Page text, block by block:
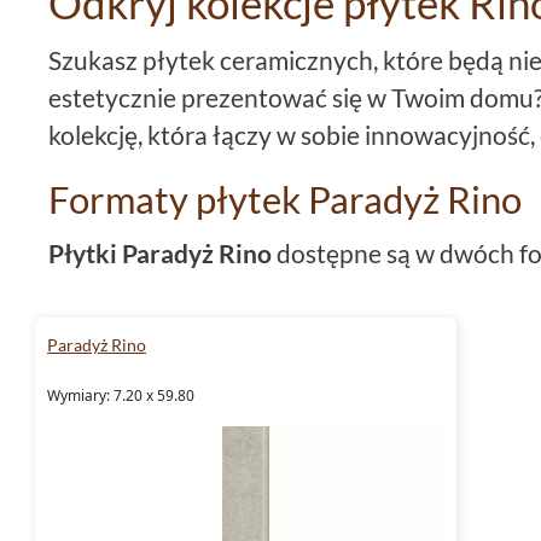
Szukasz płytek ceramicznych, które będą
estetycznie prezentować się w Twoim
kolekcję, która łączy w sobie
Formaty płytek Paradyż Rino
Płytki Paradyż Rinodostępne są w dwóch
Kolory i struktura płytek
minimalistycznego, ale stylowego designu.
Paradyż Rino
Wymiary: 7.20 x 59.80